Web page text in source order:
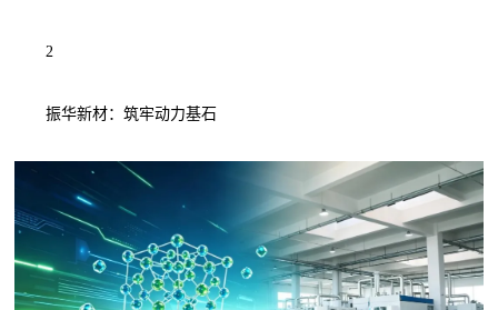
2
振华新材：筑牢动力基石